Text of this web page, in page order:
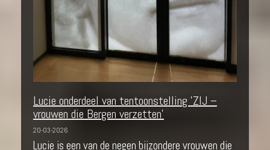
Lucie onderdeel van tentoonstelling 'ZIJ –
vrouwen die Bergen verzetten'
20-03-2026
Lucie is een van de negen bijzondere vrouwen die